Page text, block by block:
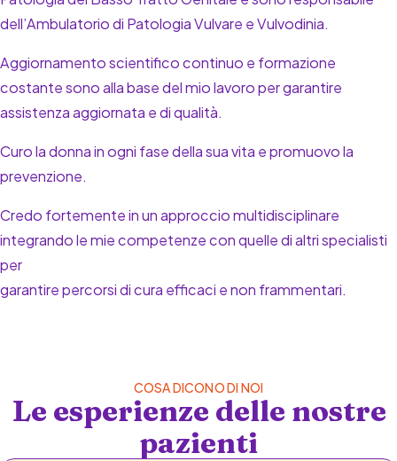
dell’Ambulatorio di Patologia Vulvare e Vulvodinia.
Aggiornamento scientifico continuo e formazione
costante sono alla base del mio lavoro per garantire
assistenza aggiornata e di qualità.
Curo la donna in ogni fase della sua vita e promuovo la
prevenzione.
Credo fortemente in un approccio multidisciplinare
integrando le mie competenze con quelle di altri specialisti
per
garantire percorsi di cura efficaci e non frammentari.
COSA DICONO DI NOI
Le esperienze delle nostre
pazienti